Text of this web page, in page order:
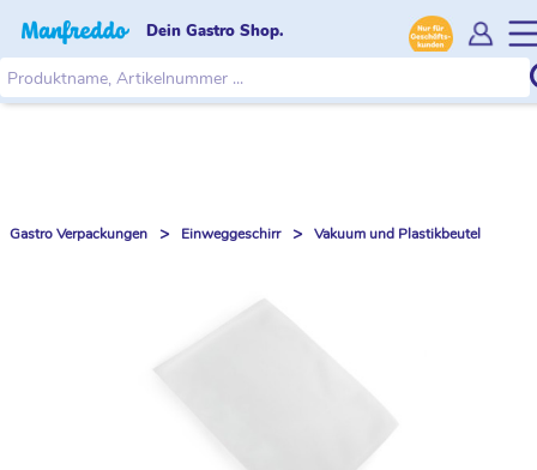
Dein Gastro Shop.
Gastro Verpackungen > Einweggeschirr > Vakuum und Plastikbeutel